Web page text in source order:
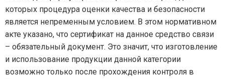
которых процедура оценки качества и безопасности
является непременным условием. В этом нормативном
акте указано, что сертификат на данное средство связи
– обязательный документ. Это значит, что изготовление
и использование продукции данной категории
возможно только после прохождения контроля в